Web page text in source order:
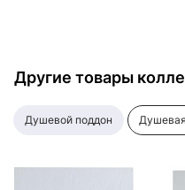
Другие товары
душевой поддон